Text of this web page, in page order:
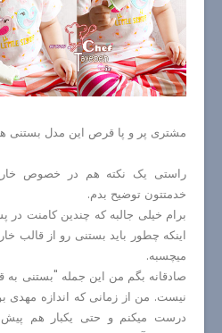
مشتری پر و پا قرص این مدل بستنی هم
راستی یک نکته هم در خصوص
خدمتتون توضیح بدم.
برام خیلی جالبه که چندین کامنت
اینکه چطور باید بستنی رو از قالب
میچسبه.
صادقانه بگم من این جمله "بستنی
نیست. من از زمانی که اندازه مهدی
درست میکنم و حتی یکبار هم پیش